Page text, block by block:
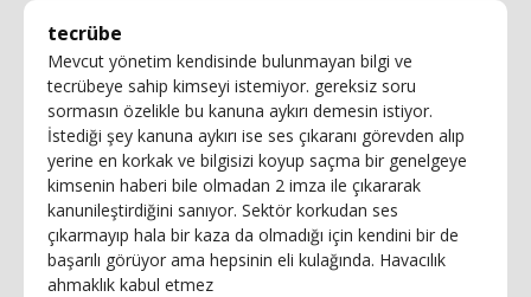
tecrübe
Mevcut yönetim kendisinde bulunmayan bilgi ve
tecrübeye sahip kimseyi istemiyor. gereksiz soru
sormasın özelikle bu kanuna aykırı demesin istiyor.
İstediği şey kanuna aykırı ise ses çıkaranı görevden alıp
yerine en korkak ve bilgisizi koyup saçma bir genelgeye
kimsenin haberi bile olmadan 2 imza ile çıkararak
kanunileştirdiğini sanıyor. Sektör korkudan ses
çıkarmayıp hala bir kaza da olmadığı için kendini bir de
başarılı görüyor ama hepsinin eli kulağında. Havacılık
ahmaklık kabul etmez